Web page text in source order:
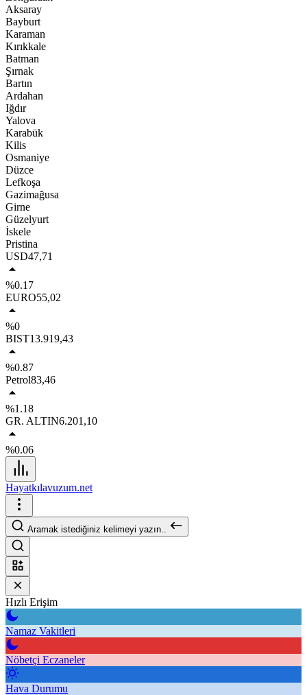
Aksaray
Bayburt
Karaman
Kırıkkale
Batman
Şırnak
Bartın
Ardahan
Iğdır
Yalova
Karabük
Kilis
Osmaniye
Düzce
Lefkoşa
Gazimağusa
Girne
Güzelyurt
İskele
Pristina
USD47,71
%0.17
EURO55,02
%0
BIST13.919,43
%0.87
Petrol83,46
%1.18
GR. ALTIN6.201,10
%0.06
Hayatkılavuzum.net
Aramak istediğiniz kelimeyi yazın..
Hızlı Erişim
Namaz Vakitleri
Nöbetçi Eczaneler
Hava Durumu